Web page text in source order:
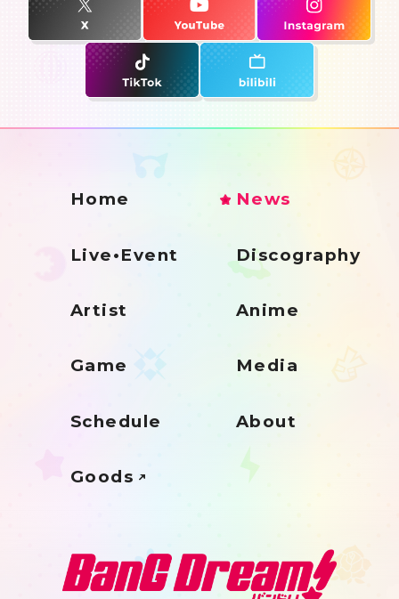
Home News
Live•Event Discography
Artist Anime
Game Media
Schedule About
Goods